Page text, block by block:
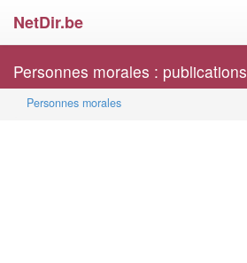
NetDir.be
Personnes morales :
Personnes morales